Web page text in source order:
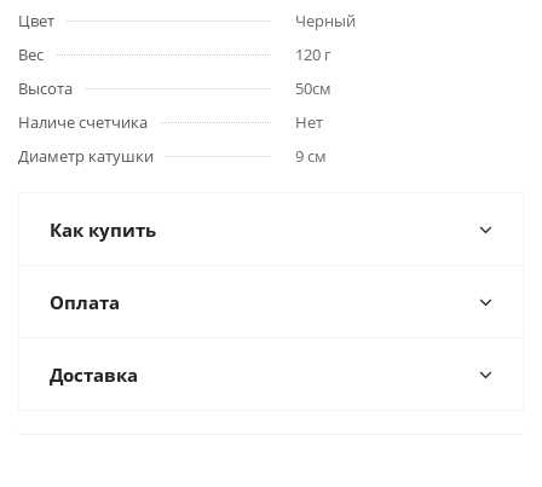
Цвет
Черный
Вес
120 г
Высота
50см
Наличе счетчика
Нет
Диаметр катушки
9 см
Как купить
Оплата
Доставка